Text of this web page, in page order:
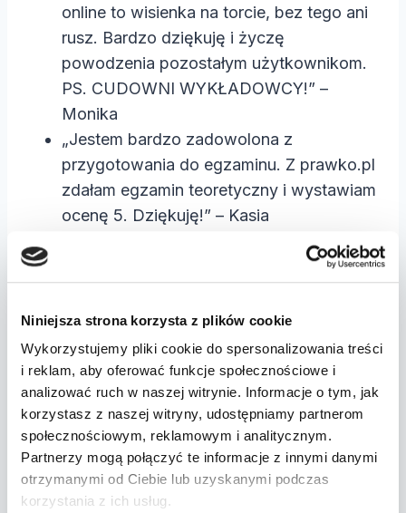
Niniejsza strona korzysta z plików cookie
Wykorzystujemy pliki cookie do spersonalizowania treści
i reklam, aby oferować funkcje społecznościowe i
analizować ruch w naszej witrynie. Informacje o tym, jak
korzystasz z naszej witryny, udostępniamy partnerom
społecznościowym, reklamowym i analitycznym.
Partnerzy mogą połączyć te informacje z innymi danymi
otrzymanymi od Ciebie lub uzyskanymi podczas
korzystania z ich usług.
online to wisienka na torcie, bez tego ani
rusz. Bardzo dziękuję i życzę
powodzenia pozostałym użytkownikom.
PS. CUDOWNI WYKŁADOWCY!” –
Monika
„Jestem bardzo zadowolona z
przygotowania do egzaminu. Z prawko.pl
zdałam egzamin teoretyczny i wystawiam
ocenę 5. Dziękuję!” – Kasia
Podsumowanie
Dostęp do autentycznych materiałów
egzaminacyjnych to klucz do sukcesu na
egzaminie na prawo jazdy. Daje nie tylko
wiedzę, ale przede wszystkim pewność
siebie i spokój ducha. Pamiętaj, że jeśli zdasz
egzamin na tych materiałach w domu, masz
duże szanse na sukces w WORD.